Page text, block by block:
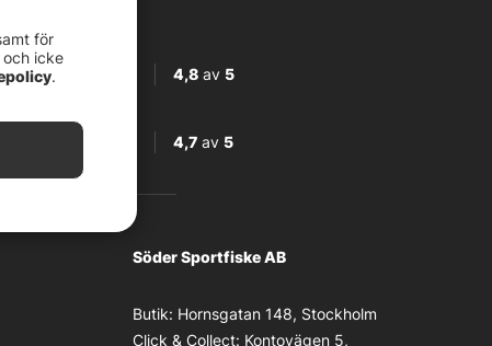
4,8av 5
4,7av 5
Söder Sportfiske AB
Butik: Hornsgatan 148, Stockholm
Click & Collect: Kontovägen 5,
för
icke
.